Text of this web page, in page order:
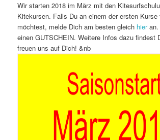
Wir starten 2018 im März mit den
Kitekursen. Falls Du an einem der ersten Kurse
möchtest, melde Dich am besten gleich hieran.
einen GUTSCHEIN. Weitere Infos dazu findest
freuen uns auf Dich! &nb